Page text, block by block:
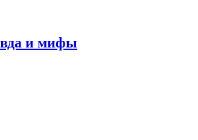
и мифы